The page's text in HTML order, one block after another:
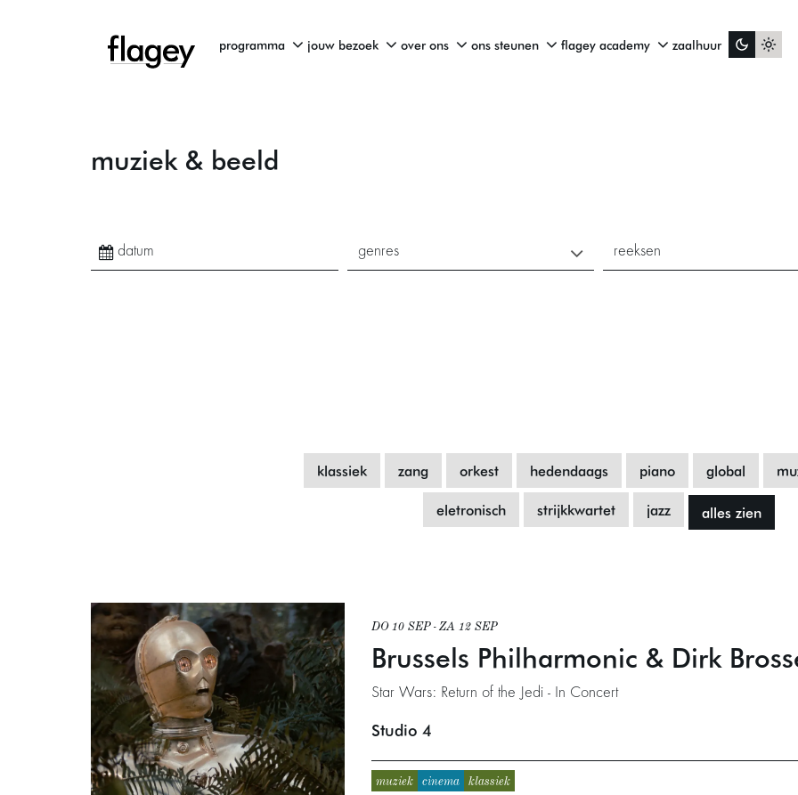
programma jouw bezoek over ons ons steunen flagey academy zaalhuur
muziek & beeld
genres reeksen
klassiek zang orkest hedendaags piano global
eletronisch strijkkwartet jazz alles zien
Brussels Philharmonic & Dirk
Star Wars: Return of the Jedi - In Concert
DO 10 SEP - ZA 12 SEP
Studio 4
muziek cinema klassiek